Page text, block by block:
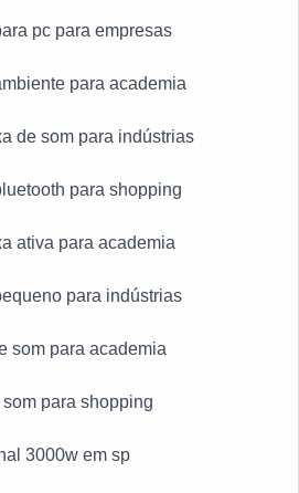
pc para empresas
para academia
de som para indústrias
para shopping
ativa para academia
para indústrias
som para academia
para shopping
3000w em sp